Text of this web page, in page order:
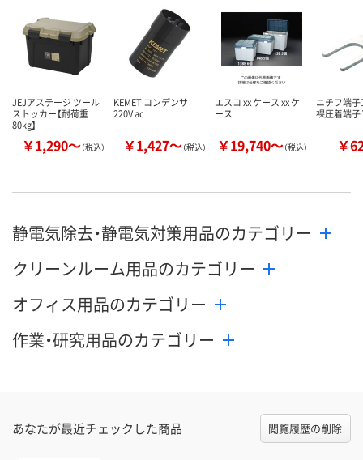
カゴへ
JEJアステージ ツール
ストッカー【耐荷重
80kg】
￥1,290～（税込）
KEMET コンデンサ
220V ac
￥1,427～（税込）
エスコ xx ケース xx ケ
ース
￥19,740～（税込）
ニチフ端
裸圧着端子
￥
静電気除去・静電気対策用品のカテゴリー
クリーンルーム用品のカテゴリー
オフィス用品のカテゴリー
作業・研究用品のカテゴリー
あなたが最近チェックした商品 閲覧履歴の削除